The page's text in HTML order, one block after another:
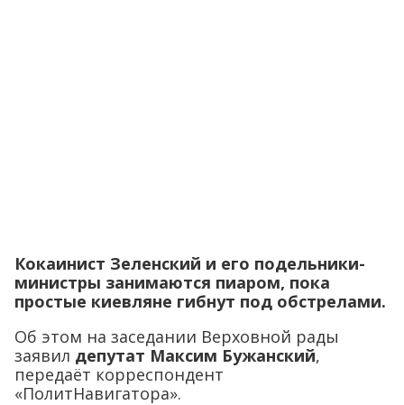
Кокаинист Зеленский и его подельники-
министры занимаются пиаром, пока
простые киевляне гибнут под обстрелами.
Об этом на заседании Верховной рады
заявил депутат Максим Бужанский,
передаёт корреспондент
«ПолитНавигатора».